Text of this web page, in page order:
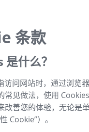
条款
什么？
访问网站时，通过浏览
常见做法，使用
改善您的体验，无论是
Cookie”）。